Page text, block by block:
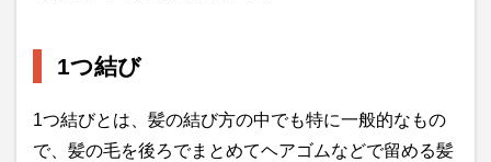
1つ結び
1つ結びとは、髪の結び方の中でも特に一般的なもの
で、髪の毛を後ろでまとめてヘアゴムなどで留める髪